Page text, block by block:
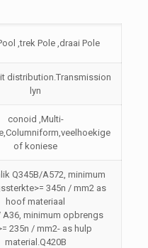
,trek Pole ,draai Pole
distribution.Transmission
lyn
conoid ,Multi-
of koniese
Q345B/A572, minimum
345n / mm2 as
hoof materiaal
A36, minimum opbrengs
235n / mm2- as hulp
material.Q420B